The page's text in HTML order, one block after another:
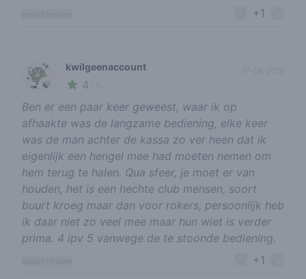
+1
🍃
kwilgeenaccount
4
Ben er een paar keer geweest, waar ik op
afhaakte was de langzame bediening, elke keer
was de man achter de kassa zo ver heen dat ik
eigenlijk een hengel mee had moeten nemen om
hem terug te halen. Qua sfeer, je moet er van
houden, het is een hechte club mensen, soort
buurt kroeg maar dan voor rokers, persoonlijk heb
ik daar niet zo veel mee maar hun wiet is verder
prima. 4 ipv 5 vanwege de te stoonde bediening.
+1